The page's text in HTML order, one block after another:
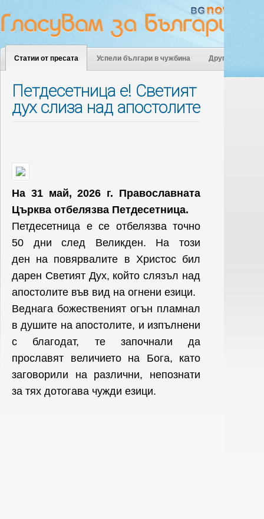
Статии от пресата Успели българи в чужбина Други
Петдесетница е! Светият
дух слиза над апостолите
На 31 май, 2026 г. Православната
Църква отбелязва Петдесетница.
Петдесетница е се отбелязва точно
50 дни след Великден. На този
ден на повярвалите в Христос бил
дарен Светият Дух, който слязъл над
апостолите във вид на огнени езици.
Веднага божественият огън пламнал
в душите на апостолите, и изпълнени
с благодат, те започнали да
прославят величието на Бога, като
заговорили на различни, непознати
за тях дотогава чужди езици.